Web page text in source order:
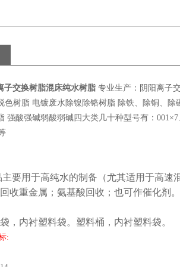
子交换树脂混床纯水树脂 专业生产：阴阳离子
色树脂 电镀废水除镍除铬树脂 除铁、除铜、
强酸强碱弱酸弱碱四大类几十种型号有：001×7
主要用于高纯水的制备（尤其适用于高速
收重金属；氨基酸回收；也可作催化剂。
，内衬塑料袋。塑料桶，内衬塑料袋。
: